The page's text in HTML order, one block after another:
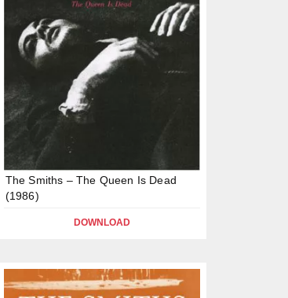
The Smiths – The Queen Is Dead
(1986)
DOWNLOAD